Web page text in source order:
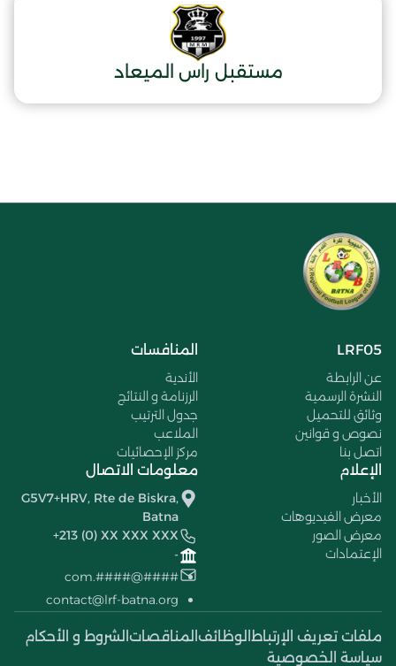
مستقبل راس الميعاد
LRF05
عن الرابطة
النشرة الرسمية
وثائق للتحميل
نصوص و قوانين
اتصل بنا
المنافسات
الأندية
الرزنامة و النتائج
جدول الترتيب
الملاعب
مركز الإحصائيات
الإعلام
الأخبار
معرض الفيديوهات
معرض الصور
الإعتمادات
معلومات الاتصال
G5V7+HRV, Rte de Biskra,
Batna
+213 (0) XX XXX XXX
-
####@####.com
contact@lrf-batna.org
ملفات تعريف الإرتباط الوظائف المناقصات الشروط و الأحكام
سياسة الخصوصية